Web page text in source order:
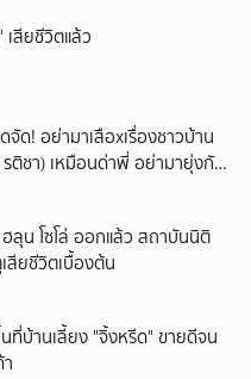
เสียชีวิตแล้ว
จัด! อย่ามาเสือxเรื่องชาวบ้าน
ติชา) เหมือนด่าพี่ อย่ามายุ่งกับ
ลุน โซโล่ ออกแล้ว สถาบันนิติ
สียชีวิตเบื้องต้น
บ้านเลี้ยง "จิ้งหรีด" ขายดีจน